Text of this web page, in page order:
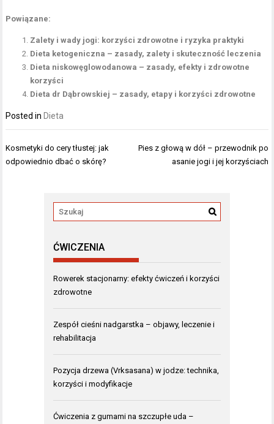
Powiązane:
Zalety i wady jogi: korzyści zdrowotne i ryzyka praktyki
Dieta ketogeniczna – zasady, zalety i skuteczność leczenia
Dieta niskowęglowodanowa – zasady, efekty i zdrowotne
korzyści
Dieta dr Dąbrowskiej – zasady, etapy i korzyści zdrowotne
Posted inDieta
Nawigacja
wpisu
Kosmetyki do cery tłustej: jak
odpowiednio dbać o skórę?
Pies z głową w dół – przewodnik po
asanie jogi i jej korzyściach
ĆWICZENIA
Rowerek stacjonarny: efekty ćwiczeń i korzyści
zdrowotne
Zespół cieśni nadgarstka – objawy, leczenie i
rehabilitacja
Pozycja drzewa (Vrksasana) w jodze: technika,
korzyści i modyfikacje
Ćwiczenia z gumami na szczupłe uda –